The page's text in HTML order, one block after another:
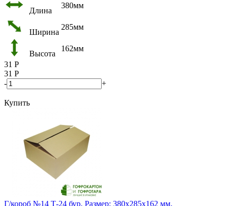
Длина
380мм
Ширина
285мм
Высота
162мм
31 Р
31 Р
-
+
Купить
Г/короб №14 Т-24 бур. Размер: 380х285х162 мм.